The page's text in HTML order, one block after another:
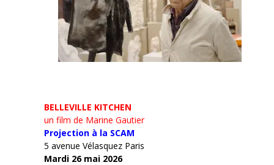
BELLEVILLE KITCHEN
un film de Marine Gautier
Projection à la SCAM
5 avenue Vélasquez Paris
Mardi 26 mai 2026